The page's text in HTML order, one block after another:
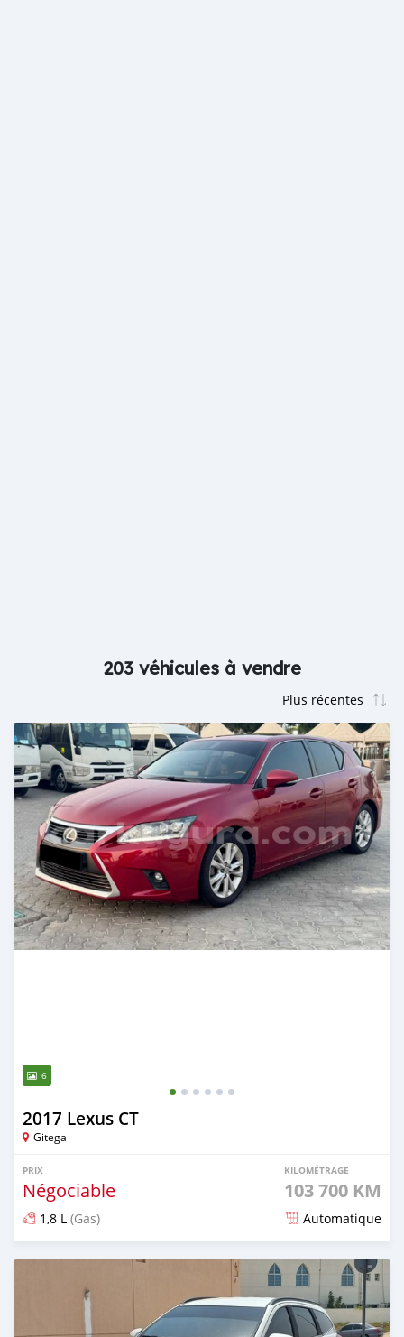
203 véhicules à vendre
6
2017 Lexus CT
Gitega
PRIX
Négociable
KILOMÉTRAGE
103 700 KM
1,8 L (Gas) Automatique
Publié il y a 8 mois